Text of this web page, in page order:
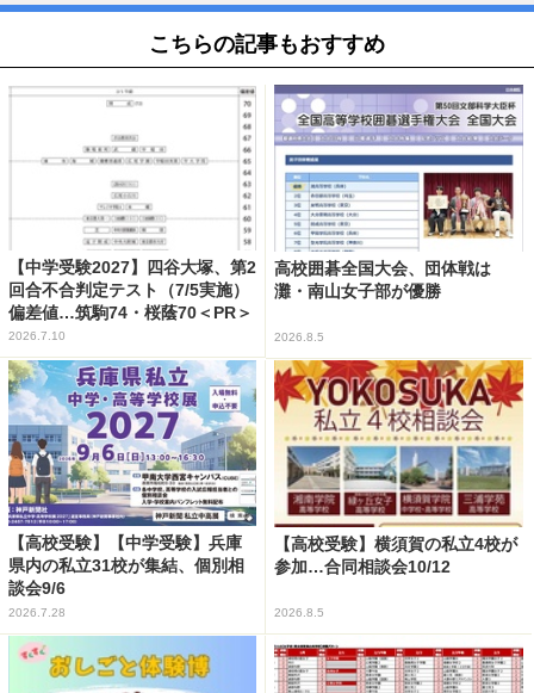
こちらの記事もおすすめ
【中学受験2027】四谷大塚、第2
回合不合判定テスト（7/5実施）
偏差値…筑駒74・桜蔭70＜PR＞
2026.7.10
高校囲碁全国大会、団体戦は
灘・南山女子部が優勝
2026.8.5
【高校受験】【中学受験】兵庫
県内の私立31校が集結、個別相
談会9/6
2026.7.28
【高校受験】横須賀の私立4校が
参加…合同相談会10/12
2026.8.5